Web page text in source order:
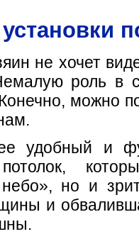
не хочет
роль в
можно
удобный и
но и
и